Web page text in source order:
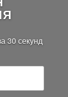
30 секунд